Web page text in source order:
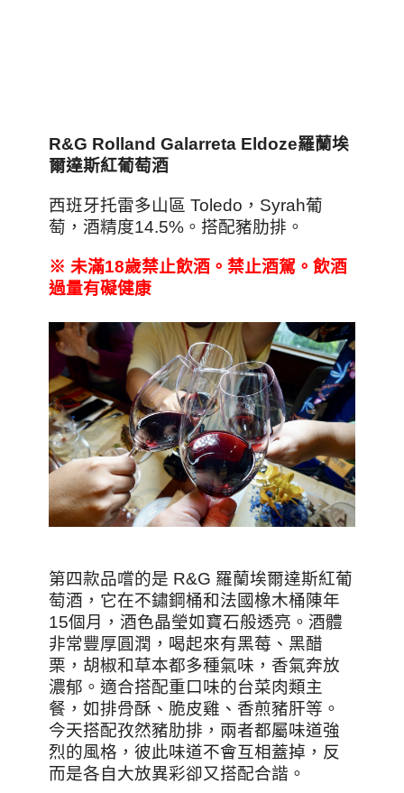
R&G Rolland Galarreta Eldoze羅蘭埃
爾達斯紅葡萄酒
西班牙托雷多山區 Toledo，Syrah葡
萄，酒精度14.5%。搭配豬肋排。
※ 未滿18歲禁止飲酒。禁止酒駕。飲酒
過量有礙健康
第四款品嚐的是 R&G 羅蘭埃爾達斯紅葡
萄酒，它在不鏽鋼桶和法國橡木桶陳年
15個月，酒色晶瑩如寶石般透亮。酒體
非常豐厚圓潤，喝起來有黑莓、黑醋
栗，胡椒和草本都多種氣味，香氣奔放
濃郁。適合搭配重口味的台菜肉類主
餐，如排骨酥、脆皮雞、香煎豬肝等。
今天搭配孜然豬肋排，兩者都屬味道強
烈的風格，彼此味道不會互相蓋掉，反
而是各自大放異彩卻又搭配合諧。